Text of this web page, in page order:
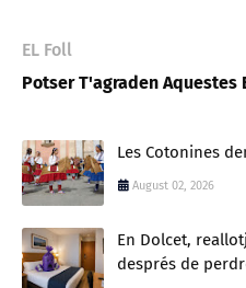
EL Foll
Potser T'agraden Aquestes
Les Cotonines
August 02, 2026
En Dolcet,
després de